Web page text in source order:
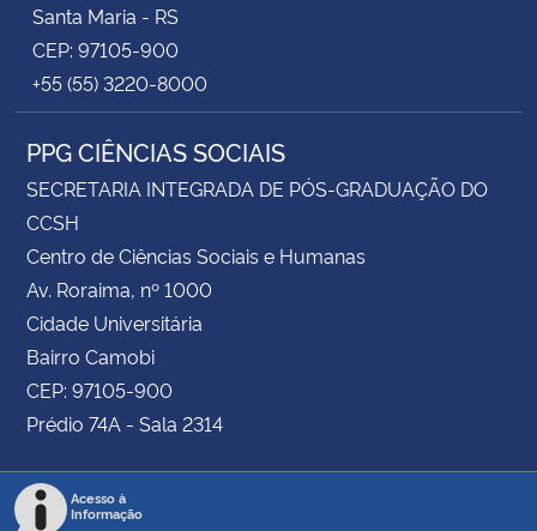
Santa Maria - RS
CEP: 97105-900
+55 (55) 3220-8000
PPG CIÊNCIAS SOCIAIS
SECRETARIA INTEGRADA DE PÓS-GRADUAÇÃO DO
CCSH
Centro de Ciências Sociais e Humanas
Av. Roraima, nº 1000
Cidade Universitária
Bairro Camobi
CEP: 97105-900
Prédio 74A - Sala 2314
Acesso à
Informação